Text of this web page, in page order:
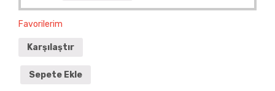
Favorilerim
Karşılaştır
Sepete Ekle